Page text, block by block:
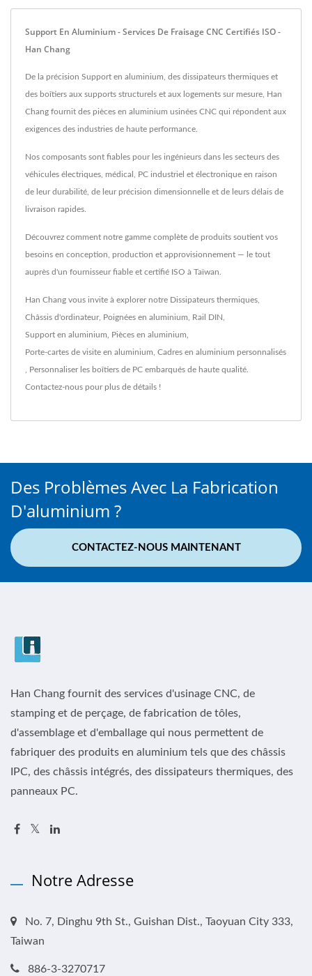
Support En Aluminium - Services De Fraisage CNC Certifiés ISO -
Han Chang
De la précision Support en aluminium, des dissipateurs thermiques et
des boîtiers aux supports structurels et aux logements sur mesure, Han
Chang fournit des pièces en aluminium usinées CNC qui répondent aux
exigences des industries de haute performance.
Nos composants sont fiables pour les ingénieurs dans les secteurs des
véhicules électriques, médical, PC industriel et électronique en raison
de leur durabilité, de leur précision dimensionnelle et de leurs délais de
livraison rapides.
Découvrez comment notre gamme complète de produits soutient vos
besoins en conception, production et approvisionnement — le tout
auprès d'un fournisseur fiable et certifié ISO à Taïwan.
Han Chang vous invite à explorer notre Dissipateurs thermiques,
Châssis d'ordinateur, Poignées en aluminium, Rail DIN ,
Support en aluminium, Pièces en aluminium,
Porte-cartes de visite en aluminium, Cadres en aluminium personnalisés
, Personnaliser les boîtiers de PC embarqués de haute qualité.
Contactez-nous pour plus de détails !
Des Problèmes Avec La Fabrication
D'aluminium ?
CONTACTEZ-NOUS MAINTENANT
Han Chang fournit des services d'usinage CNC, de
stamping et de perçage, de fabrication de tôles,
d'assemblage et d'emballage qui nous permettent de
fabriquer des produits en aluminium tels que des châssis
IPC, des châssis intégrés, des dissipateurs thermiques, des
panneaux PC.
Notre Adresse
No. 7, Dinghu 9th St., Guishan Dist., Taoyuan City 333,
Taiwan
886-3-3270717